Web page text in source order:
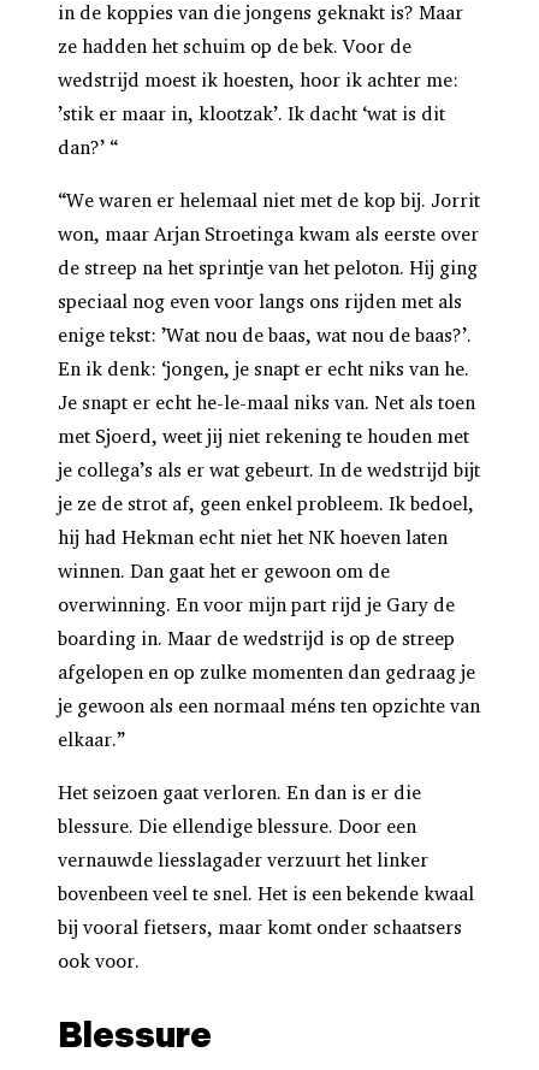
in de koppies van die jongens geknakt is? Maar
ze hadden het schuim op de bek. Voor de
wedstrijd moest ik hoesten, hoor ik achter me:
’stik er maar in, klootzak’. Ik dacht ‘wat is dit
dan?’ “
“We waren er helemaal niet met de kop bij. Jorrit
won, maar Arjan Stroetinga kwam als eerste over
de streep na het sprintje van het peloton. Hij ging
speciaal nog even voor langs ons rijden met als
enige tekst: ’Wat nou de baas, wat nou de baas?’.
En ik denk: ‘jongen, je snapt er echt niks van he.
Je snapt er echt he-le-maal niks van. Net als toen
met Sjoerd, weet jij niet rekening te houden met
je collega’s als er wat gebeurt. In de wedstrijd bijt
je ze de strot af, geen enkel probleem. Ik bedoel,
hij had Hekman echt niet het NK hoeven laten
winnen. Dan gaat het er gewoon om de
overwinning. En voor mijn part rijd je Gary de
boarding in. Maar de wedstrijd is op de streep
afgelopen en op zulke momenten dan gedraag je
je gewoon als een normaal méns ten opzichte van
elkaar.”
Het seizoen gaat verloren. En dan is er die
blessure. Die ellendige blessure. Door een
vernauwde liesslagader verzuurt het linker
bovenbeen veel te snel. Het is een bekende kwaal
bij vooral fietsers, maar komt onder schaatsers
ook voor.
Blessure